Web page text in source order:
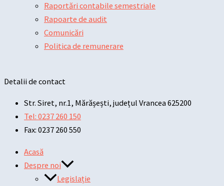
Raportări contabile semestriale
Rapoarte de audit
Comunicări
Politica de remunerare
Detalii de contact
Str. Siret, nr.1, Mărășești, județul Vrancea 625200
Tel: 0237 260 150
Fax: 0237 260 550
Acasă
Despre noi
Legislație